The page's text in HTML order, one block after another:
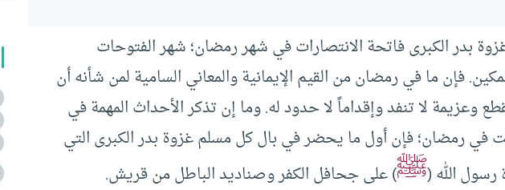
بدر الكبرى فاتحة الانتصارات في شهر رمضان؛ شهر الفتوحات
فإن ما في رمضان من القيم الإيمانية والمعاني السامية لمن شأنه أن
وعزيمة لا تنفد وإقداماً لا حدود له. وما إن تذكر الأحداث المهمة في
في رمضان؛ فإن أول ما يحضر في بال كل مسلم غزوة بدر الكبرى التي
رسول الله (ﷺ) على جحافل الكفر وصناديد الباطل من قريش.